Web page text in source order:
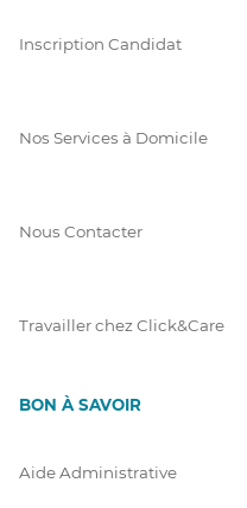
Inscription Candidat
Nos Services à Domicile
Nous Contacter
Travailler chez Click&Care
BON À SAVOIR
Aide Administrative